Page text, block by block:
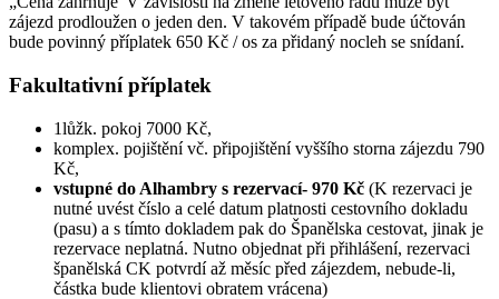
zájezd prodloužen o jeden den. V takovém případě bude účtován
bude povinný příplatek 650 Kč / os za přidaný nocleh se snídaní.
Fakultativní příplatek
1lůžk. pokoj 7000 Kč,
komplex. pojištění vč. připojištění vyššího storna zájezdu 790
Kč,
vstupné do Alhambry s rezervací- 970 Kč (K rezervaci je
nutné uvést číslo a celé datum platnosti cestovního dokladu
(pasu) a s tímto dokladem pak do Španělska cestovat, jinak je
rezervace neplatná. Nutno objednat při přihlášení, rezervaci
španělská CK potvrdí až měsíc před zájezdem, nebude-li,
částka bude klientovi obratem vrácena)